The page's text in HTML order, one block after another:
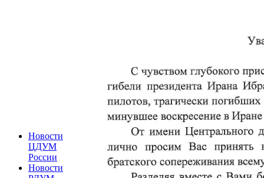
Новости
ЦДУМ
России
Новости